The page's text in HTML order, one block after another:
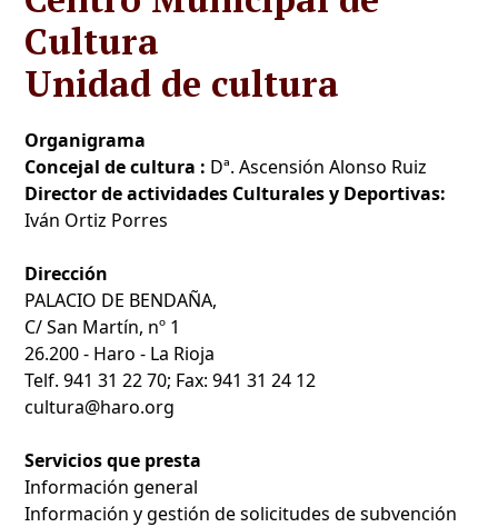
Cultura
Unidad de cultura
Organigrama
Concejal de cultura : Dª. Ascensión Alonso Ruiz
Director de actividades Culturales y Deportivas:
Iván Ortiz Porres
Dirección
PALACIO DE BENDAÑA,
C/ San Martín, nº 1
26.200 - Haro - La Rioja
Telf. 941 31 22 70; Fax: 941 31 24 12
cultura@haro.org
Servicios que presta
Información general
Información y gestión de solicitudes de subvención